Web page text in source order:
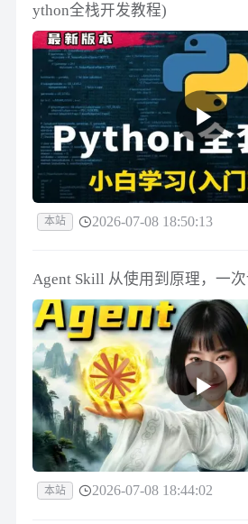
ython全栈开发教程)
本站 2026-07-08 18:50:13
Agent Skill 从使用到原理，一
本站 2026-07-08 18:44:02